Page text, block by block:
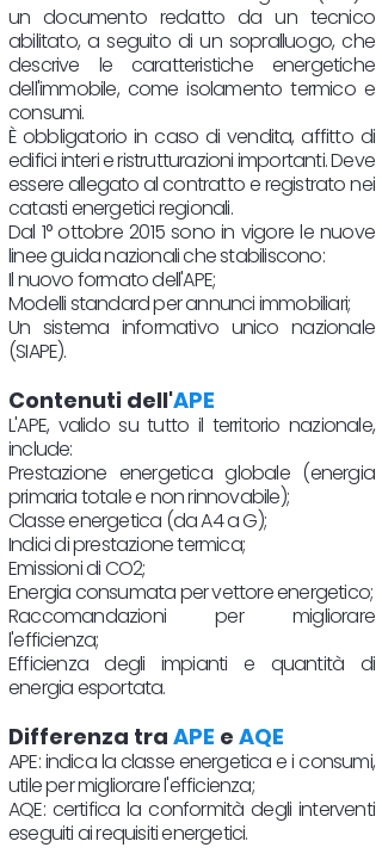
un documento redatto da un tecnico
abilitato, a seguito di un sopralluogo, che
descrive le caratteristiche energetiche
dell'immobile, come isolamento termico e
consumi.
È obbligatorio in caso di vendita, affitto di
edifici interi e ristrutturazioni importanti. Deve
essere allegato al contratto e registrato nei
catasti energetici regionali.
Dal 1° ottobre 2015 sono in vigore le nuove
linee guida nazionali che stabiliscono:
Il nuovo formato dell'APE;
Modelli standard per annunci immobiliari;
Un sistema informativo unico nazionale
(SIAPE).
Contenuti dell'APE
L'APE, valido su tutto il territorio nazionale,
include:
Prestazione energetica globale (energia
primaria totale e non rinnovabile);
Classe energetica (da A4 a G);
Indici di prestazione termica;
Emissioni di CO2;
Energia consumata per vettore energetico;
Raccomandazioni per migliorare
l'efficienza;
Efficienza degli impianti e quantità di
energia esportata.
Differenza tra APE e AQE
APE: indica la classe energetica e i consumi,
utile per migliorare l'efficienza;
AQE: certifica la conformità degli interventi
eseguiti ai requisiti energetici.